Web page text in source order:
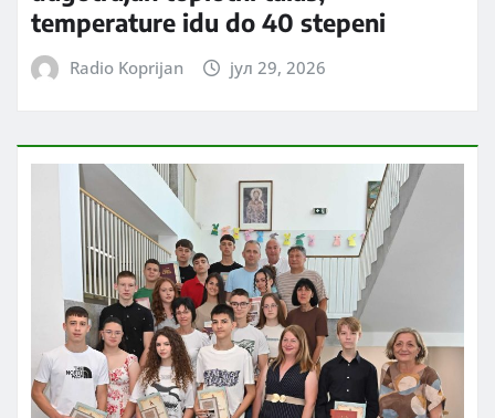
temperature idu do 40 stepeni
Radio Koprijan јул 29, 2026